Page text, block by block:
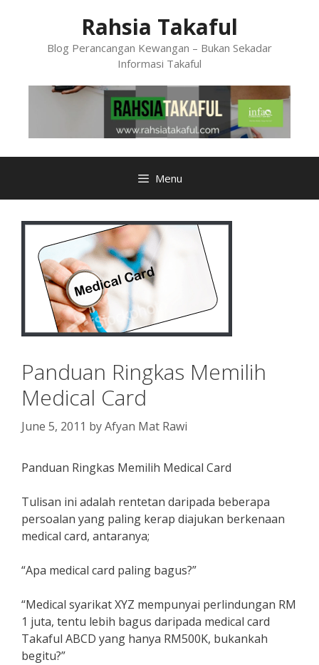
Rahsia Takaful
Blog Perancangan Kewangan – Bukan Sekadar
Informasi Takaful
Menu
Panduan Ringkas Memilih
Medical Card
June 5, 2011 byAfyan Mat Rawi
Panduan Ringkas Memilih Medical Card
Tulisan ini adalah rentetan daripada beberapa
persoalan yang paling kerap diajukan berkenaan
medical card, antaranya;
“Apa medical card paling bagus?”
“Medical syarikat XYZ mempunyai perlindungan RM
1 juta, tentu lebih bagus daripada medical card
Takaful ABCD yang hanya RM500K, bukankah
begitu?”